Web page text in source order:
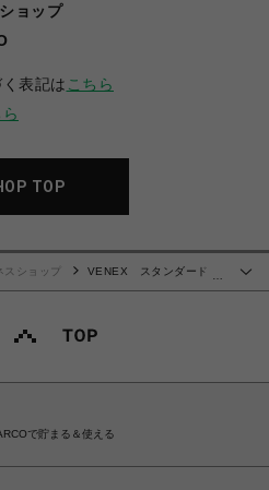
ョップ
表記は こちら
TOP
スショップ
VENEX スタンダードド
で貯まる＆使える